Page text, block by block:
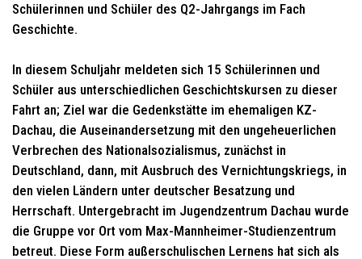
Schülerinnen und Schüler des Q2-Jahrgangs im Fach
Geschichte.
In diesem Schuljahr meldeten sich 15 Schülerinnen und
Schüler aus unterschiedlichen Geschichtskursen zu dieser
Fahrt an; Ziel war die Gedenkstätte im ehemaligen KZ-
Dachau, die Auseinandersetzung mit den ungeheuerlichen
Verbrechen des Nationalsozialismus, zunächst in
Deutschland, dann, mit Ausbruch des Vernichtungskriegs, in
den vielen Ländern unter deutscher Besatzung und
Herrschaft. Untergebracht im Jugendzentrum Dachau wurde
die Gruppe vor Ort vom Max-Mannheimer-Studienzentrum
betreut. Diese Form außerschulischen Lernens hat sich als